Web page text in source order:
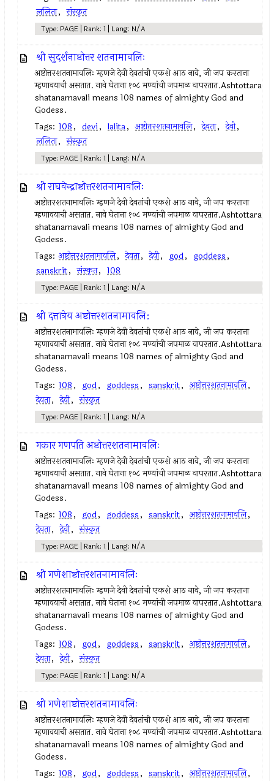
ललिता, संस्कृत
Type: PAGE | Rank: 1 | Lang: N/A
श्री सुदर्शनाष्टोत्तर शतनामावलिः
अष्टोत्तरशतनामावलिः म्हणजे देवी देवतांची एकशे आठ नावे, जी जप करताना
म्हणावयाची असतात. नावे घेताना १०८ मण्यांची जपमाळ वापरतात.Ashtottara
shatanamavali means 108 names of almighty God and
Godess.
Tags: 108, devi, lalita, अष्टोत्तरशतनामावलि, देवता, देवी,
ललिता, संस्कृत
Type: PAGE | Rank: 1 | Lang: N/A
श्री राघवेन्द्राष्टोत्तरशतनामावलिः
अष्टोत्तरशतनामावलिः म्हणजे देवी देवतांची एकशे आठ नावे, जी जप करताना
म्हणावयाची असतात. नावे घेताना १०८ मण्यांची जपमाळ वापरतात.Ashtottara
shatanamavali means 108 names of almighty God and
Godess.
Tags: अष्टोत्तरशतनामावलि, देवता, देवी, god, goddess,
sanskrit, संस्कृत, 108
Type: PAGE | Rank: 1 | Lang: N/A
श्री दत्तात्रेय अष्टोत्तरशतनामावलि:
अष्टोत्तरशतनामावलिः म्हणजे देवी देवतांची एकशे आठ नावे, जी जप करताना
म्हणावयाची असतात. नावे घेताना १०८ मण्यांची जपमाळ वापरतात.Ashtottara
shatanamavali means 108 names of almighty God and
Godess.
Tags: 108, god, goddess, sanskrit, अष्टोत्तरशतनामावलि,
देवता, देवी, संस्कृत
Type: PAGE | Rank: 1 | Lang: N/A
गकार गणपति अष्टोत्तरशतनामावलिः
अष्टोत्तरशतनामावलिः म्हणजे देवी देवतांची एकशे आठ नावे, जी जप करताना
म्हणावयाची असतात. नावे घेताना १०८ मण्यांची जपमाळ वापरतात.Ashtottara
shatanamavali means 108 names of almighty God and
Godess.
Tags: 108, god, goddess, sanskrit, अष्टोत्तरशतनामावलि,
देवता, देवी, संस्कृत
Type: PAGE | Rank: 1 | Lang: N/A
श्री गणेशाष्टोत्तरशतनामावलिः
अष्टोत्तरशतनामावलिः म्हणजे देवी देवतांची एकशे आठ नावे, जी जप करताना
म्हणावयाची असतात. नावे घेताना १०८ मण्यांची जपमाळ वापरतात.Ashtottara
shatanamavali means 108 names of almighty God and
Godess.
Tags: 108, god, goddess, sanskrit, अष्टोत्तरशतनामावलि,
देवता, देवी, संस्कृत
Type: PAGE | Rank: 1 | Lang: N/A
श्री गणेशाष्टोत्तरशतनामावलिः
अष्टोत्तरशतनामावलिः म्हणजे देवी देवतांची एकशे आठ नावे, जी जप करताना
म्हणावयाची असतात. नावे घेताना १०८ मण्यांची जपमाळ वापरतात.Ashtottara
shatanamavali means 108 names of almighty God and
Godess.
Tags: 108, god, goddess, sanskrit, अष्टोत्तरशतनामावलि,